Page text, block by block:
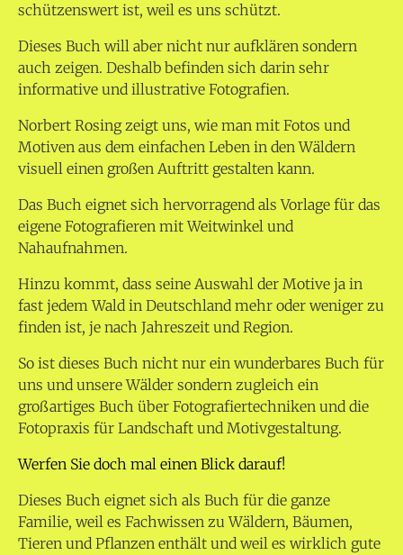
schützenswert ist, weil es uns schützt.
Dieses Buch will aber nicht nur aufklären sondern
auch zeigen. Deshalb befinden sich darin sehr
informative und illustrative Fotografien.
Norbert Rosing zeigt uns, wie man mit Fotos und
Motiven aus dem einfachen Leben in den Wäldern
visuell einen großen Auftritt gestalten kann.
Das Buch eignet sich hervorragend als Vorlage für das
eigene Fotografieren mit Weitwinkel und
Nahaufnahmen.
Hinzu kommt, dass seine Auswahl der Motive ja in
fast jedem Wald in Deutschland mehr oder weniger zu
finden ist, je nach Jahreszeit und Region.
So ist dieses Buch nicht nur ein wunderbares Buch für
uns und unsere Wälder sondern zugleich ein
großartiges Buch über Fotografiertechniken und die
Fotopraxis für Landschaft und Motivgestaltung.
Werfen Sie doch mal einen Blick darauf!
Dieses Buch eignet sich als Buch für die ganze
Familie, weil es Fachwissen zu Wäldern, Bäumen,
Tieren und Pflanzen enthält und weil es wirklich gute